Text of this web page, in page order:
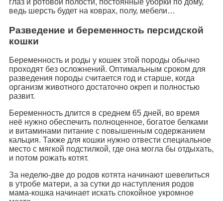
ведь шерсть будет на коврах, полу, мебели…
Разведение и беременность персидской
кошки
Беременность и роды у кошек этой породы обычно
проходят без осложнений. Оптимальным сроком для
разведения породы считается год и старше, когда
организм животного достаточно окреп и полностью
развит.
Беременность длится в среднем 65 дней, во время
неё нужно обеспечить полноценное, богатое белками
и витаминами питание с повышенным содержанием
кальция. Также для кошки нужно отвести специальное
место с мягкой подстилкой, где она могла бы отдыхать,
и потом рожать котят.
За неделю-две до родов котята начинают шевелиться
в утробе матери, а за сутки до наступления родов
мама-кошка начинает искать спокойное укромное